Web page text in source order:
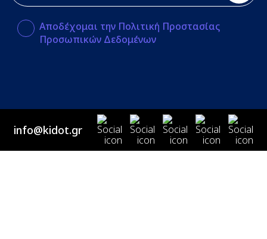
Αποδέχομαι την Πολιτική Προστασίας
Προσωπικών Δεδομένων
info@kidot.gr